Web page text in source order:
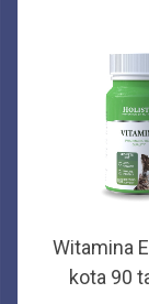
Witamina
kota 90